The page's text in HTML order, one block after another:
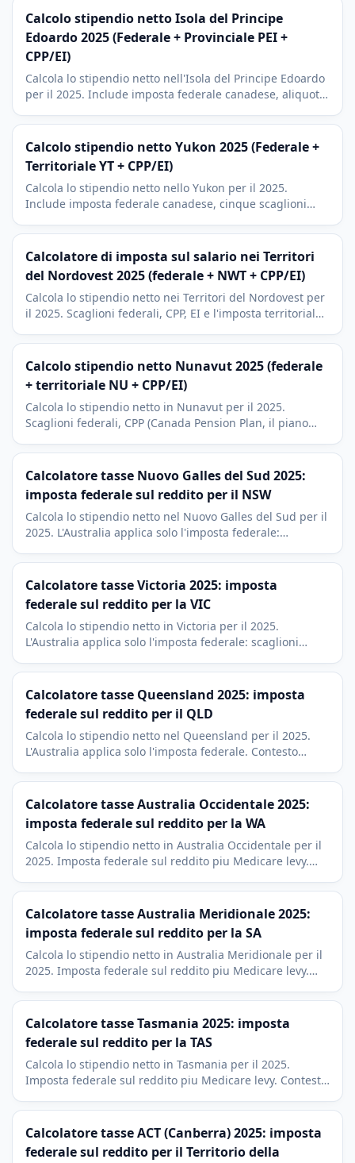
Calcolo stipendio netto Isola del Principe
Edoardo 2025 (Federale + Provinciale PEI +
CPP/EI)
Calcola lo stipendio netto nell'Isola del Principe Edoardo
per il 2025. Include imposta federale canadese, aliquote
Plan), CPP2 e EI (Employment Insurance).
Calcolo stipendio netto Yukon 2025 (Federale +
Territoriale YT + CPP/EI)
Calcola lo stipendio netto nello Yukon per il 2025.
Include imposta federale canadese, cinque scaglioni
residenti del Nord, CPP, CPP2 e EI.
Calcolatore di imposta sul salario nei Territori
del Nordovest 2025 (federale + NWT + CPP/EI)
Calcola lo stipendio netto nei Territori del Nordovest per
il 2025. Scaglioni federali, CPP, EI e l'imposta territoriale
Calcolo stipendio netto Nunavut 2025 (federale
+ territoriale NU + CPP/EI)
Calcola lo stipendio netto in Nunavut per il 2025.
Scaglioni federali, CPP (Canada Pension Plan, il piano
imposta territoriale a quattro scaglioni (4% - 11,5%), le
piu basse del Canada.
Calcolatore tasse Nuovo Galles del Sud 2025:
imposta federale sul reddito per il NSW
Calcola lo stipendio netto nel Nuovo Galles del Sud per il
2025. L'Australia applica solo l'imposta federale:
Contesto di Sydney.
Calcolatore tasse Victoria 2025: imposta
federale sul reddito per la VIC
Calcola lo stipendio netto in Victoria per il 2025.
L'Australia applica solo l'imposta federale: scaglioni
economico di Melbourne.
Calcolatore tasse Queensland 2025: imposta
federale sul reddito per il QLD
Calcola lo stipendio netto nel Queensland per il 2025.
L'Australia applica solo l'imposta federale. Contesto
Calcolatore tasse Australia Occidentale 2025:
imposta federale sul reddito per la WA
Calcola lo stipendio netto in Australia Occidentale per il
2025. Imposta federale sul reddito piu Medicare levy.
della WA.
Calcolatore tasse Australia Meridionale 2025:
imposta federale sul reddito per la SA
Calcola lo stipendio netto in Australia Meridionale per il
2025. Imposta federale sul reddito piu Medicare levy.
Calcolatore tasse Tasmania 2025: imposta
federale sul reddito per la TAS
Calcola lo stipendio netto in Tasmania per il 2025.
Imposta federale sul reddito piu Medicare levy. Contesto
Calcolatore tasse ACT (Canberra) 2025: imposta
federale sul reddito per il Territorio della